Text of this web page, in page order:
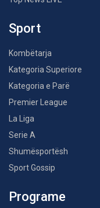
Sport
Kombëtarja
Kategoria Superiore
Kategoria e Parë
Premier League
La Liga
Serie A
Shumësportësh
Sport Gossip
Programe